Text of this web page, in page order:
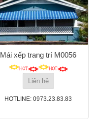
Mái xếp trang trí M0056
Liên hệ
HOTLINE: 0973.23.83.83